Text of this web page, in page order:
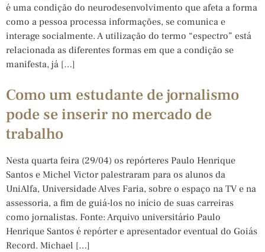
é uma condição do neurodesenvolvimento que afeta a forma
como a pessoa processa informações, se comunica e
interage socialmente. A utilização do termo “espectro” está
relacionada as diferentes formas em que a condição se
manifesta, já […]
Como um estudante de jornalismo
pode se inserir no mercado de
trabalho
Nesta quarta feira (29/04) os repórteres Paulo Henrique
Santos e Michel Victor palestraram para os alunos da
UniAlfa, Universidade Alves Faria, sobre o espaço na TV e na
assessoria, a fim de guiá-los no início de suas carreiras
como jornalistas. Fonte: Arquivo universitário Paulo
Henrique Santos é repórter e apresentador eventual do Goiás
Record. Michael […]